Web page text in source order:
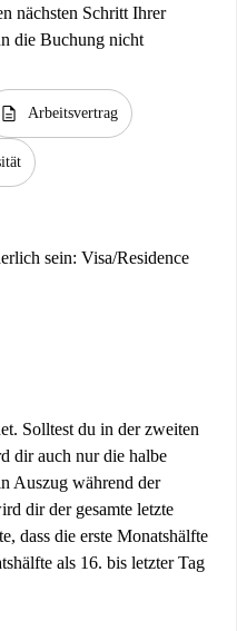
nächsten Schritt Ihrer
die Buchung nicht
description Arbeitsvertrag
sein: Visa/Residence
Solltest du in der zweiten
dir auch nur die halbe
Auszug während der
dir der gesamte letzte
dass die erste Monatshälfte
als 16. bis letzter Tag